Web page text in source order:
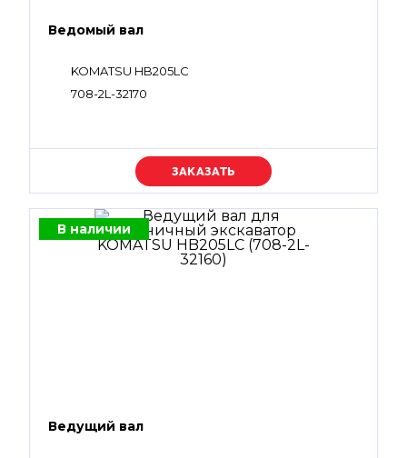
Ведомый вал
KOMATSU HB205LC
708-2L-32170
Уточняйте цену
В наличии
Ведущий вал